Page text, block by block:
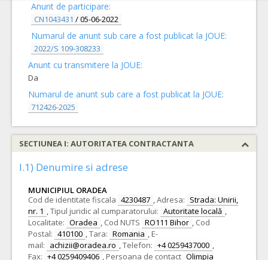
Anunt de participare:
CN1043431 /05-06-2022
Numarul de anunt sub care a fost publicat la JOUE:
2022/S 109-308233
Anunt cu transmitere la JOUE:
Da
Numarul de anunt sub care a fost publicat la JOUE:
712426-2025
SECTIUNEA I: AUTORITATEA CONTRACTANTA
I.1) Denumire si adrese
MUNICIPIUL ORADEA
Cod de identitate fiscala 4230487 ,Adresa: Strada: Unirii,
nr. 1 ,Tipul juridic al cumparatorului: Autoritate locală ,
Localitate: Oradea , Cod NUTS RO111 Bihor , Cod
Postal: 410100 ,Tara: Romania , E-
mail: achizii@oradea.ro ,Telefon: +4 0259437000 ,
Fax: +4 0259409406 , Persoana de contact Olimpia